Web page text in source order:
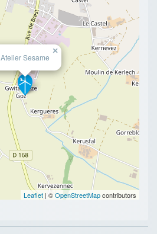
Atelier Sesame
×
Leaflet | ©OpenStreetMapcontributors